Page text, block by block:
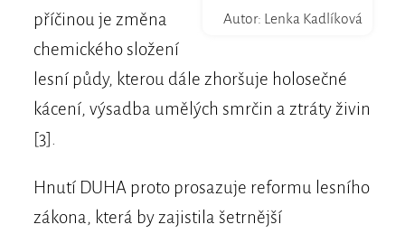
Autor: Lenka Kadlíková
příčinou je změna
chemického složení
lesní půdy, kterou dále zhoršuje holosečné
kácení, výsadba umělých smrčin a ztráty živin
[3].
Hnutí DUHA proto prosazuje reformu lesního
zákona, která by zajistila šetrnější